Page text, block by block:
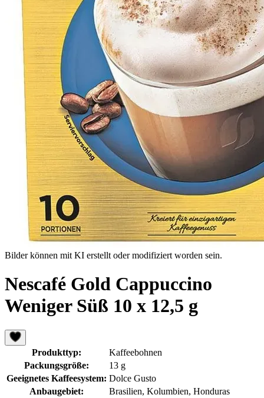
Bilder können mit KI erstellt oder modifiziert worden sein.
Nescafé Gold Cappuccino
Weniger Süß 10 x 12,5 g
Produkttyp:
Kaffeebohnen
Packungsgröße:
13 g
Geeignetes Kaffeesystem: Dolce Gusto
Anbaugebiet:
Brasilien, Kolumbien, Honduras